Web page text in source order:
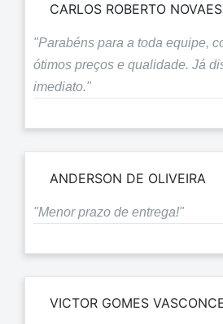
CARLOS ROBERTO NOVAES
"Parabéns para a toda equipe,
ótimos preços e qualidade. Já
imediato."
ANDERSON DE OLIVEIRA
"Menor prazo de entrega!"
VICTOR GOMES